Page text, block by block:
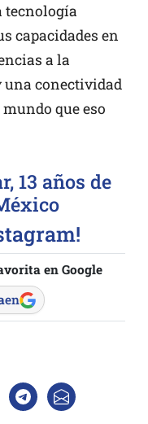
tecnología
capacidades en
a la
una conectividad
que eso
13 años de
en Google
en